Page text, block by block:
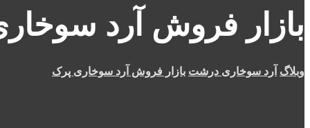
بازار فروش آرد
وبلاگ آرد سوخاری درشت بازار فروش آرد سوخاری پرک